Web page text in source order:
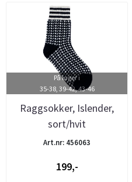
På lager i
35-38, 39-42, 43-46
Raggsokker, Islender,
sort/hvit
Art.nr: 456063
199,-